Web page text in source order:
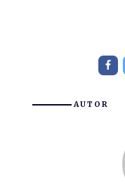
AUTOR